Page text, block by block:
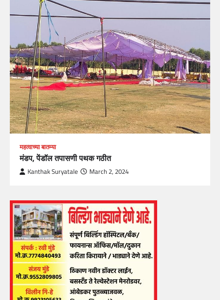
महत्वाच्या बातम्या
मंडप, पेंडॉल तपासणी पथक गठीत
Kanthak Suryatale March 2, 2024